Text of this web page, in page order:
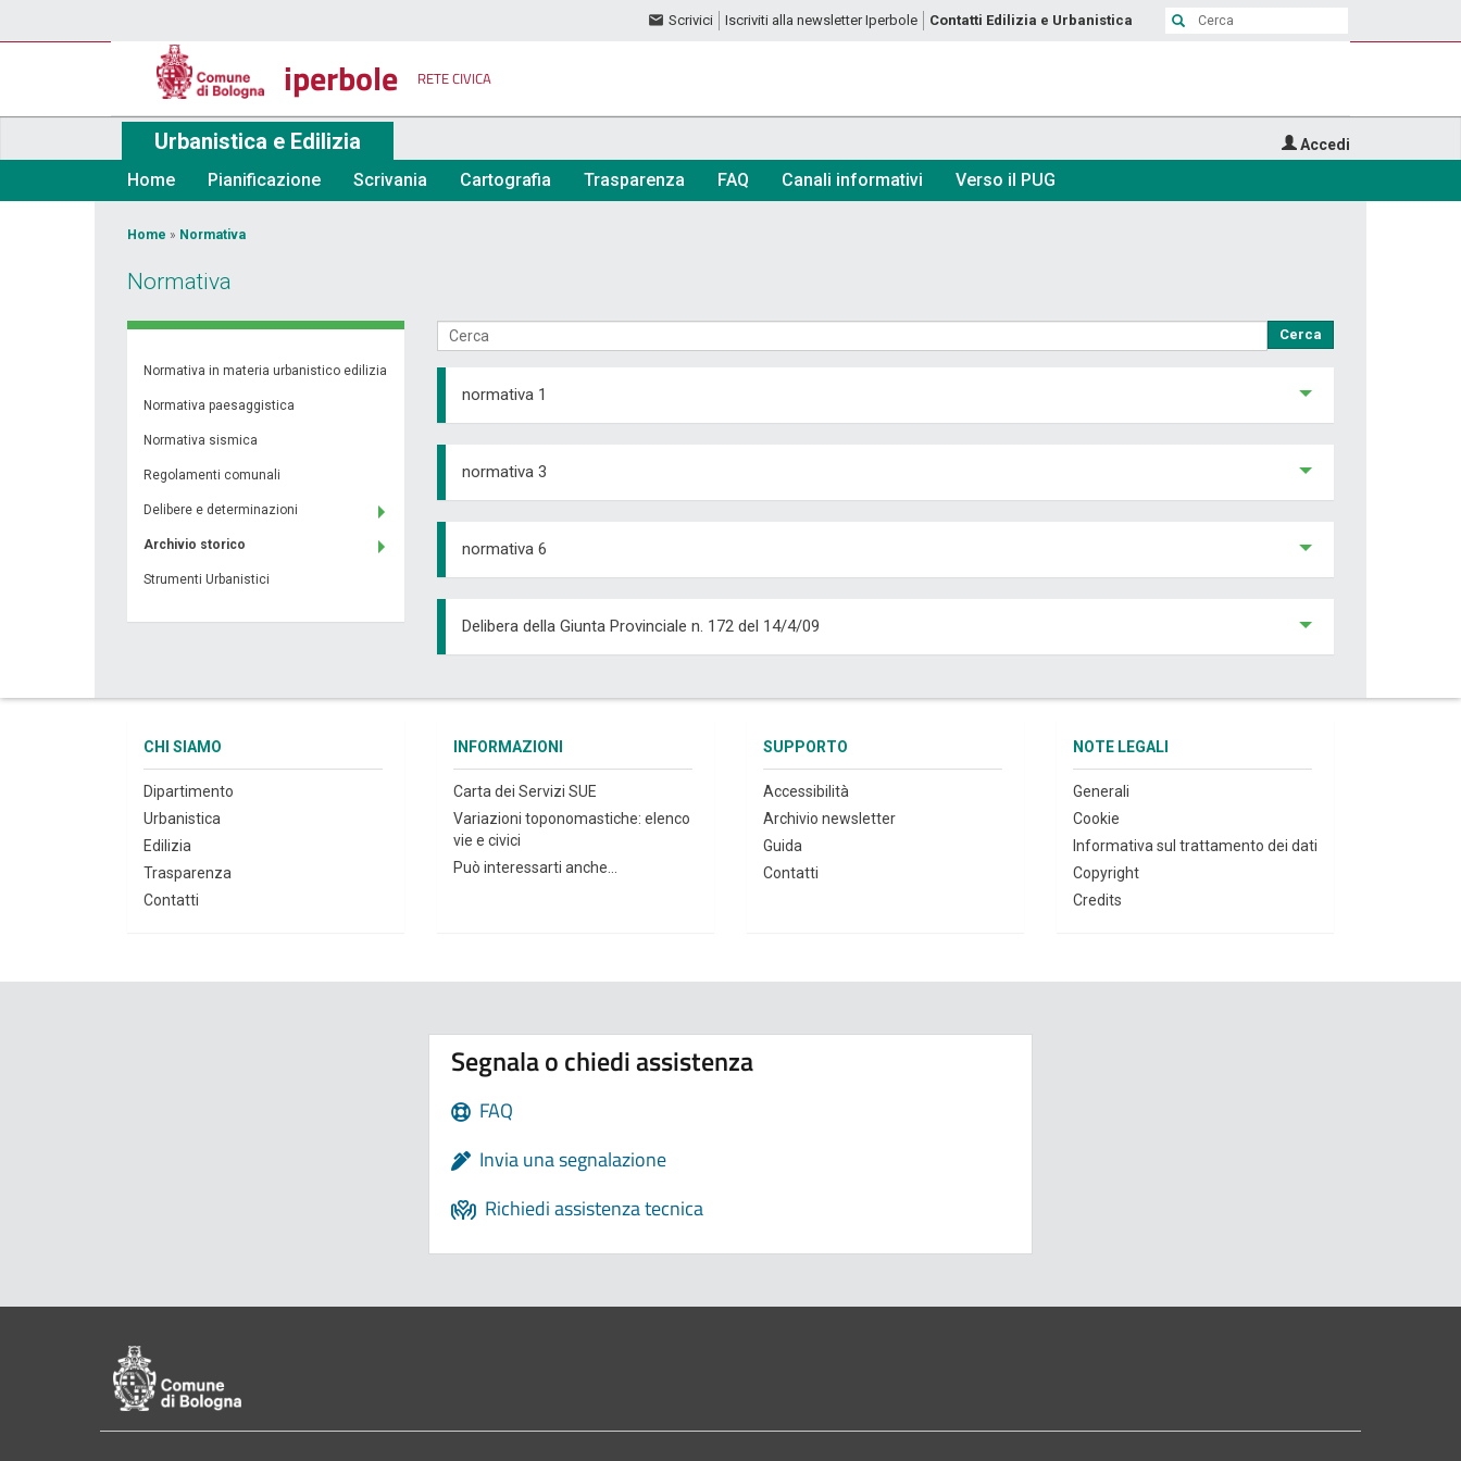
Scrivici Iscriviti alla newsletter Iperbole Contatti Edilizia e Urbanistica
iperbole RETE CIVICA
Urbanistica e Edilizia Accedi
Home Pianificazione Scrivania Cartografia Trasparenza FAQ Canali informativi Verso il PUG
Tu
sei
Home » Normativa
Normativa
Normativa in materia urbanistico edilizia
Normativa paesaggistica
Normativa sismica
Regolamenti comunali
Delibere e determinazioni
Archivio storico
Strumenti Urbanistici
Cerca
normativa 1
normativa 3
normativa 6
Delibera della Giunta Provinciale n. 172 del 14/4/09
CHI SIAMO
Dipartimento
Urbanistica
Edilizia
Trasparenza
Contatti
INFORMAZIONI
Carta dei Servizi SUE
Variazioni toponomastiche: elenco
vie e civici
Può interessarti anche...
SUPPORTO
Accessibilità
Archivio newsletter
Guida
Contatti
NOTE LEGALI
Generali
Cookie
Informativa sul trattamento dei dati
Copyright
Credits
Segnala o chiedi assistenza
FAQ
Invia una segnalazione
Richiedi assistenza tecnica
Pié di pagina di Comune di Bologna